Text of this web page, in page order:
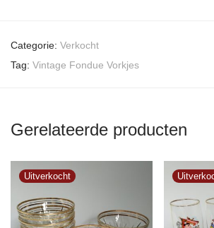
Categorie: Verkocht
Tag: Vintage Fondue Vorkjes
Gerelateerde producten